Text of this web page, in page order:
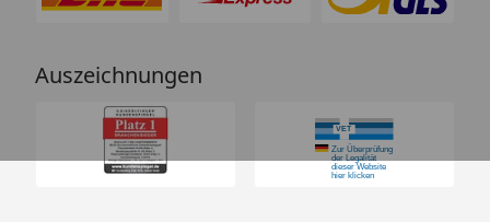
Auszeichnungen